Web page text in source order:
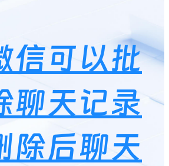
信可以批
聊天记录
除后聊天